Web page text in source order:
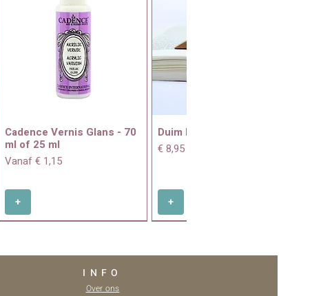
Cadence Vernis Glans - 70
ml of 25 ml
Vanaf€ 1,15
Verkoopprijs
+
Duim boekenhouder
Prijs
€ 8,95
+
INFO
Over ons